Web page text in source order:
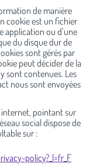
de manière
cookie est un fichier
application ou d’une
du disque dur de
sont gérés par
peut décider de la
sont contenues. Les
nous sont envoyées
pointant sur
social dispose de
sur :
policy?_l=fr_F